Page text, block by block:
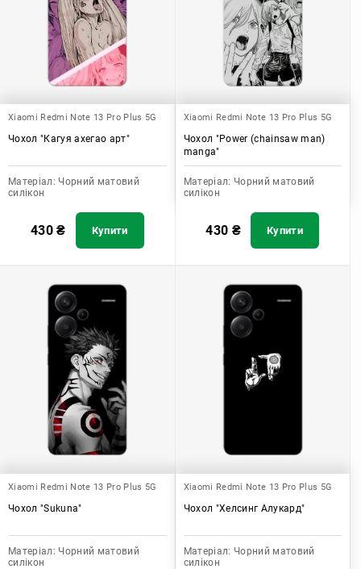
Xiaomi Redmi Note 13 Pro Plus 5G
Чохол "Кагуя ахегао арт"
Матеріал: Чорний матовий
силікон
430₴ Купити
Xiaomi Redmi Note 13 Pro Plus 5G
Чохол "Power (chainsaw man)
manga"
Матеріал: Чорний матовий
силікон
430 ₴ Купити
Xiaomi Redmi Note 13 Pro Plus 5G
Чохол "Sukuna"
Матеріал: Чорний матовий
силікон
Xiaomi Redmi Note 13 Pro Plus 5G
Чохол "Хелсинг Алукард"
Матеріал: Чорний матовий
силікон